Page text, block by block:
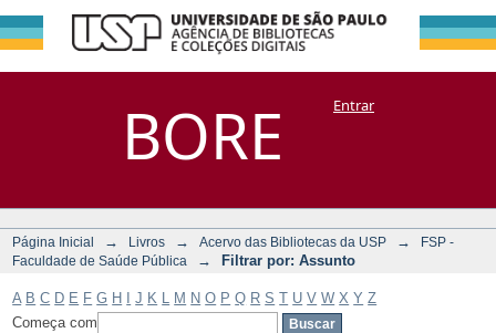
BORE
Filtrar por:
Assunto
DSpace/Manakin + CoriscoEntrar
Página Inicial → Livros → Acervo das Bibliotecas da USP →
FSP -
Faculdade de Saúde Pública
→ Filtrar por: Assunto
A B C D E F G H J K M N O P Q R S T U V W X Y Z
Começa com